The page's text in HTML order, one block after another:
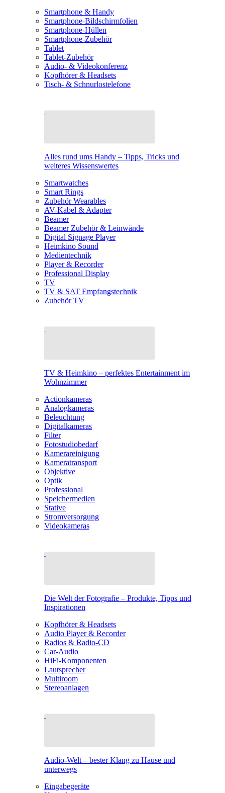
Smartphone & Handy
Smartphone-Bildschirmfolien
Smartphone-Hüllen
Smartphone-Zubehör
Tablet
Tablet-Zubehör
Audio- & Videokonferenz
Kopfhörer & Headsets
Tisch- & Schnurlostelefone
Alles rund ums Handy – Tipps, Tricks und
weiteres Wissenswertes
Smartwatches
Smart Rings
Zubehör Wearables
AV-Kabel & Adapter
Beamer
Beamer Zubehör & Leinwände
Digital Signage Player
Heimkino Sound
Medientechnik
Player & Recorder
Professional Display
TV
TV & SAT Empfangstechnik
Zubehör TV
TV & Heimkino – perfektes Entertainment im
Wohnzimmer
Actionkameras
Analogkameras
Beleuchtung
Digitalkameras
Filter
Fotostudiobedarf
Kamerareinigung
Kameratransport
Objektive
Optik
Professional
Speichermedien
Stative
Stromversorgung
Videokameras
Die Welt der Fotografie – Produkte, Tipps und
Inspirationen
Kopfhörer & Headsets
Audio Player & Recorder
Radios & Radio-CD
Car-Audio
HiFi-Komponenten
Lautsprecher
Multiroom
Stereoanlagen
Audio-Welt – bester Klang zu Hause und
unterwegs
Eingabegeräte